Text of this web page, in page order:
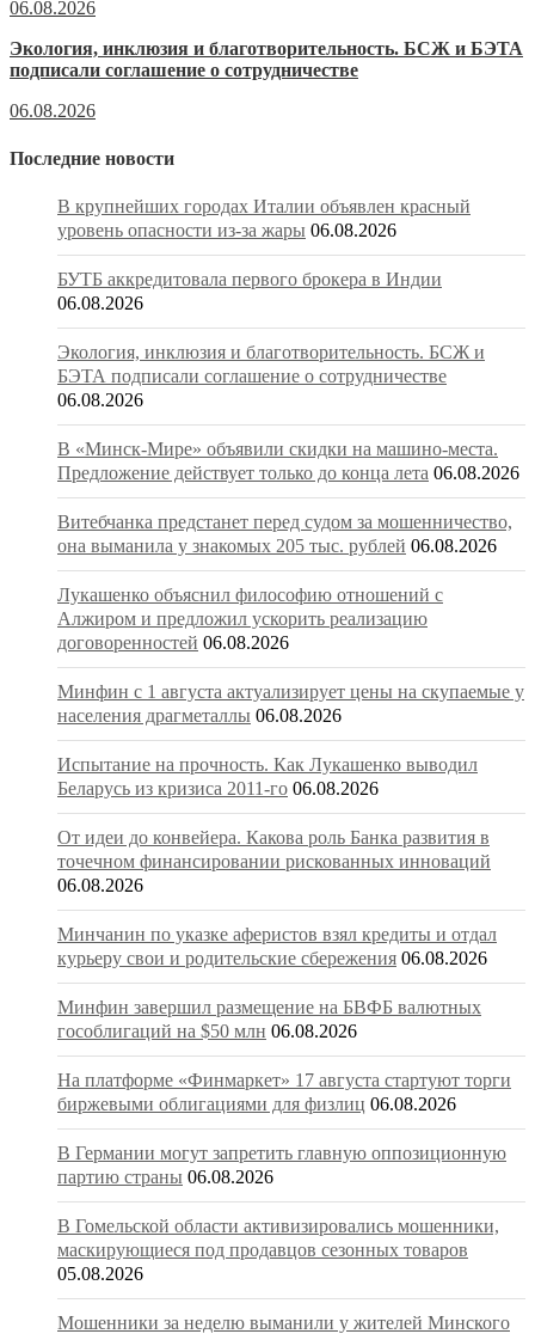
06.08.2026
Экология, инклюзия и благотворительность. БСЖ и БЭТА
подписали соглашение о сотрудничестве
06.08.2026
Последние новости
В крупнейших городах Италии объявлен красный
уровень опасности из-за жары 06.08.2026
БУТБ аккредитовала первого брокера в Индии
06.08.2026
Экология, инклюзия и благотворительность. БСЖ и
БЭТА подписали соглашение о сотрудничестве
06.08.2026
В «Минск-Мире» объявили скидки на машино-места.
Предложение действует только до конца лета 06.08.2026
Витебчанка предстанет перед судом за мошенничество,
она выманила у знакомых 205 тыс. рублей 06.08.2026
Лукашенко объяснил философию отношений с
Алжиром и предложил ускорить реализацию
договоренностей 06.08.2026
Минфин с 1 августа актуализирует цены на скупаемые у
населения драгметаллы 06.08.2026
Испытание на прочность. Как Лукашенко выводил
Беларусь из кризиса 2011-го 06.08.2026
От идеи до конвейера. Какова роль Банка развития в
точечном финансировании рискованных инноваций
06.08.2026
Минчанин по указке аферистов взял кредиты и отдал
курьеру свои и родительские сбережения 06.08.2026
Минфин завершил размещение на БВФБ валютных
гособлигаций на $50 млн 06.08.2026
На платформе «Финмаркет» 17 августа стартуют торги
биржевыми облигациями для физлиц 06.08.2026
В Германии могут запретить главную оппозиционную
партию страны 06.08.2026
В Гомельской области активизировались мошенники,
маскирующиеся под продавцов сезонных товаров
05.08.2026
Мошенники за неделю выманили у жителей Минского